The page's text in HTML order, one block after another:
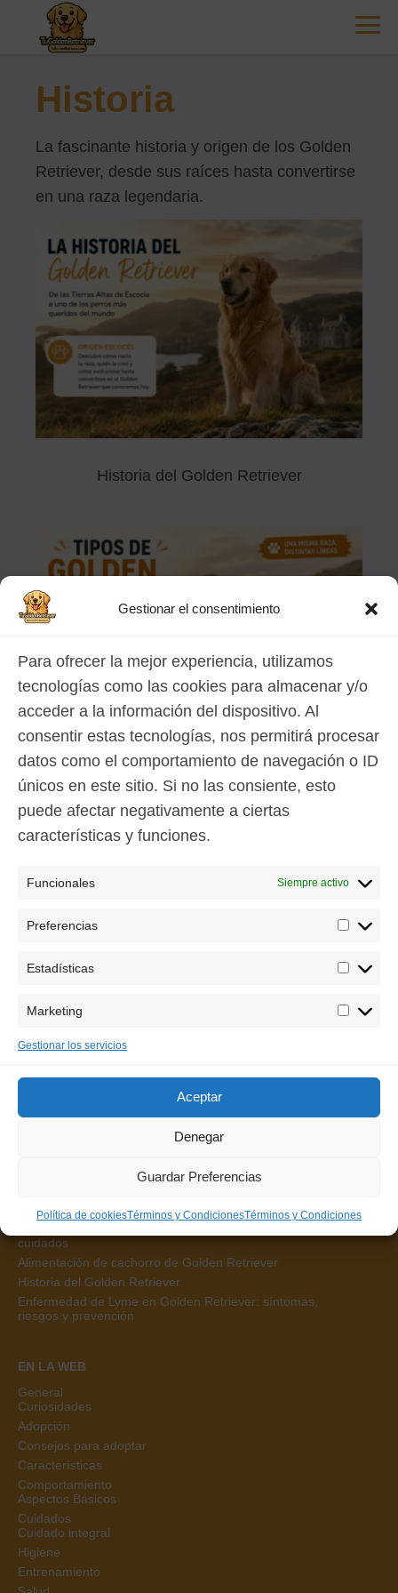
Gestionar el consentimiento
Para ofrecer la mejor experiencia, utilizamos
tecnologías como las cookies para almacenar y/o
acceder a la información del dispositivo. Al
consentir estas tecnologías, nos permitirá procesar
datos como el comportamiento de navegación o ID
únicos en este sitio. Si no las consiente, esto
puede afectar negativamente a ciertas
características y funciones.
Funcionales Siempre activo
Preferencias
Estadísticas
Marketing
Gestionar los servicios
Aceptar
Denegar
Guardar Preferencias
Política de cookiesTérminos y CondicionesTérminos y Condiciones
Historia
La fascinante historia y origen de los Golden
Retriever, desde sus raíces hasta convertirse
en una raza legendaria.
Historia del Golden Retriever
Tipos de Golden Retriever: diferencias
reales entre el inglés, el americano y el
canadiense
ENTRADAS RECIENTES
y tratamiento
cuidados
Alimentación de cachorro de Golden Retriever
Historia del Golden Retriever
Enfermedad de Lyme en Golden Retriever: síntomas,
riesgos y prevención
EN LA WEB
General
Curiosidades
Adopción
Consejos para adoptar
Características
Comportamiento
Aspectos Básicos
Cuidados
Cuidado integral
Higiene
Entrenamiento